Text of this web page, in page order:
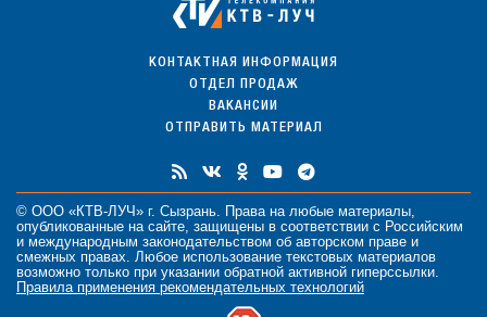
КОНТАКТНАЯ ИНФОРМАЦИЯ
ОТДЕЛ ПРОДАЖ
ВАКАНСИИ
ОТПРАВИТЬ МАТЕРИАЛ
© ООО «КТВ-ЛУЧ» г. Сызрань. Права на любые материалы
опубликованные на сайте, защищены в соответствии с Российским
и международным законодательством об авторском праве и
смежных правах. Любое использование текстовых материалов
возможно только при указании обратной активной гиперссылки.
Правила применения рекомендательных технологий